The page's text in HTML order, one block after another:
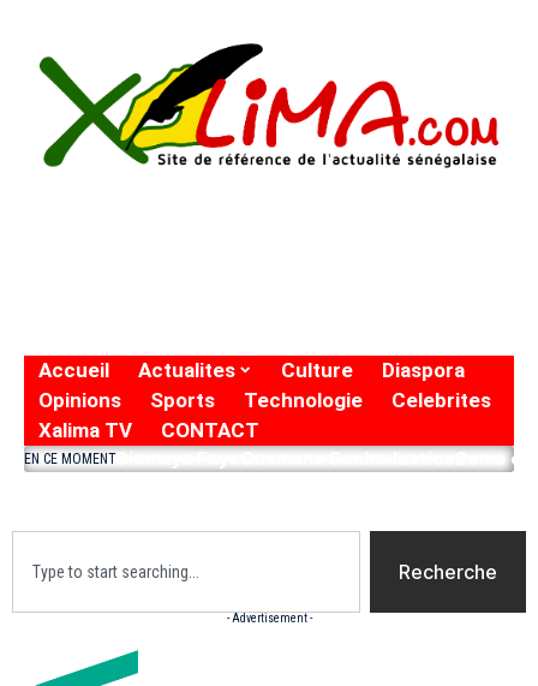
Accueil Actualites Culture
Diaspora
Opinions
Sports Technologie
Celebrites
Xalima TV
CONTACT
EN CE MOMENTDiomaye FayeOusmane SonkoJustice2eme
Recherche
- Advertisement -